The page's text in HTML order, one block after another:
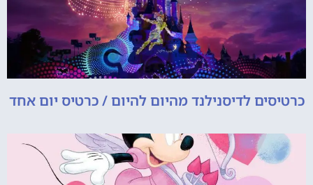
כרטיסים לדיסנילנד מהיום להיום / כרטיס יום אחד